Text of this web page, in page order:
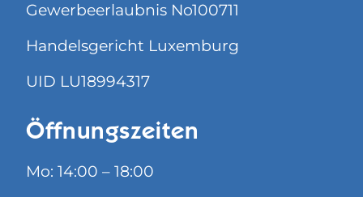
Gewerbeerlaubnis No100711
Handelsgericht Luxemburg
UID LU18994317
Öffnungszeiten
Mo: 14:00 – 18:00